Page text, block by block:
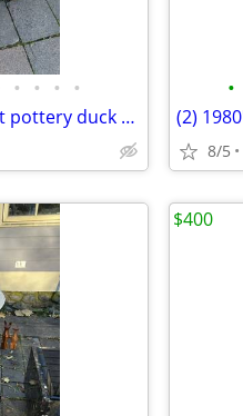
• • • •
Ken Edwards / Tonala style art pottery duck A462
•
8/5
$400